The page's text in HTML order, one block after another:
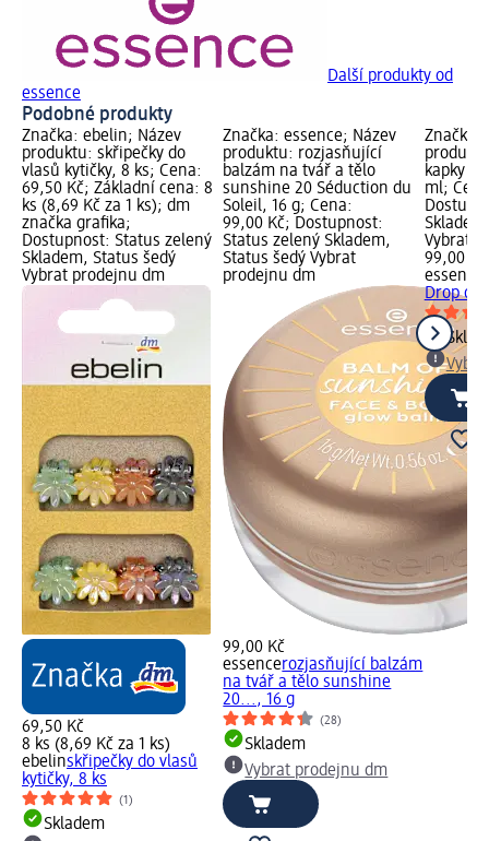
Další produkty od
essence
Podobné produkty
Značka: ebelin; Název
produktu: skřipečky do
vlasů kytičky, 8 ks; Cena:
69,50 Kč; Základní cena: 8
ks (8,69 Kč za 1 ks); dm
značka grafika;
Dostupnost: Status zelený
Skladem, Status šedý
Vybrat prodejnu dm
69,50 Kč
8 ks (8,69 Kč za 1 ks)
ebelinskřipečky do vlasů
kytičky, 8 ks
(1)
Skladem
Značka: essence; Název
produktu: rozjasňující
balzám na tvář a tělo
sunshine 20 Séduction du
Soleil, 16 g; Cena:
99,00 Kč; Dostupnost:
Status zelený Skladem,
Status šedý Vybrat
prodejnu dm
99,00 Kč
essencerozjasňující balzám
na tvář a tělo sunshine
20..., 16 g
(28)
Skladem
Vybrat prodejnu dm
Značka:
kapky
ml;
Vybrat
99,00 Kč
essence
Drop of